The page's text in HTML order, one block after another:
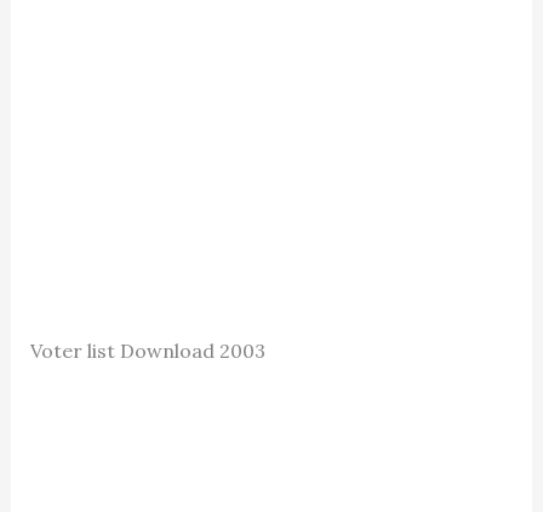
Voter list Download 2003